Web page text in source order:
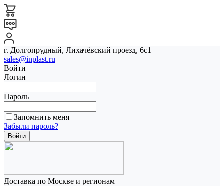
г. Долгопрудный, Лихачёвский проезд, 6с1
sales@inplast.ru
Войти
Логин
Пароль
Запомнить меня
Забыли пароль?
Доставка по Москве и регионам